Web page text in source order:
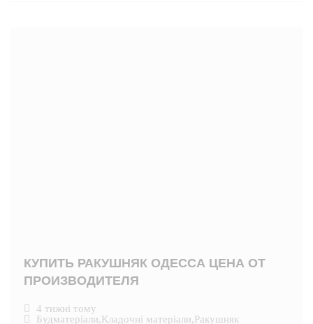
КУПИТЬ РАКУШНЯК ОДЕССА ЦЕНА ОТ
ПРОИЗВОДИТЕЛЯ
4 тижні тому
Будматеріали,Кладочні матеріали,Ракушняк